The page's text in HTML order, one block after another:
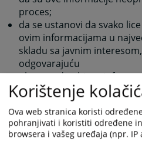
proces;
da se ustanovi da svako
ovim informacijama u
skladu sa javnim
odgovarajuću
obavezu da objave
da omogući svakom
i daje komentar na svoje
kontrolom javnog organa.
Ovim zakonom se olakšava i
Korištenje
Ova web stranica koristi
pohranjivati i koristiti određene
browsera i vašeg uređaja (npr.